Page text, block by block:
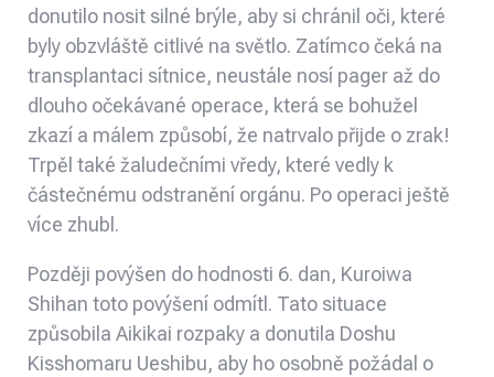
donutilo nosit silné brýle, aby si chránil oči, které
byly obzvláště citlivé na světlo. Zatímco čeká na
transplantaci sítnice, neustále nosí pager až do
dlouho očekávané operace, která se bohužel
zkazí a málem způsobí, že natrvalo přijde o zrak!
Trpěl také žaludečními vředy, které vedly k
částečnému odstranění orgánu. Po operaci ještě
více zhubl.
Později povýšen do hodnosti 6. dan, Kuroiwa
Shihan toto povýšení odmítl. Tato situace
způsobila Aikikai rozpaky a donutila Doshu
Kisshomaru Ueshibu, aby ho osobně požádal o